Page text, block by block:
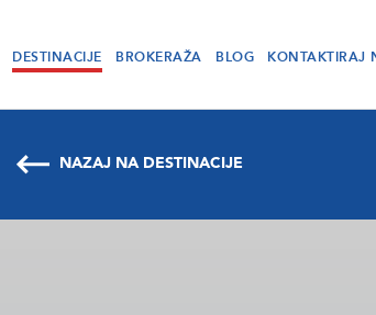
DESTINACIJE BROKERAŽA BLOG KONTAKTIRAJ
NAZAJ NA DESTINACIJE